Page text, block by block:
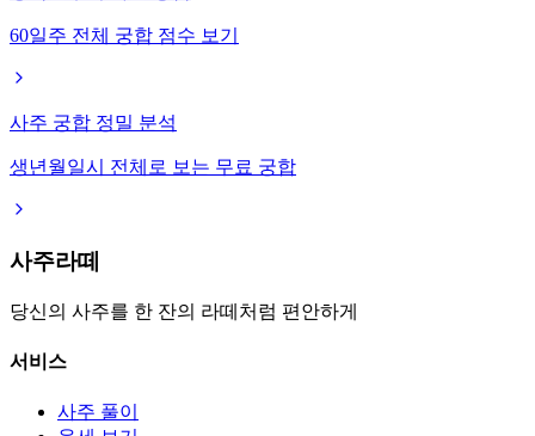
60일주 전체 궁합 점수 보기
사주 궁합 정밀 분석
생년월일시 전체로 보는 무료 궁합
사주라떼
당신의 사주를 한 잔의 라떼처럼 편안하게
서비스
사주 풀이